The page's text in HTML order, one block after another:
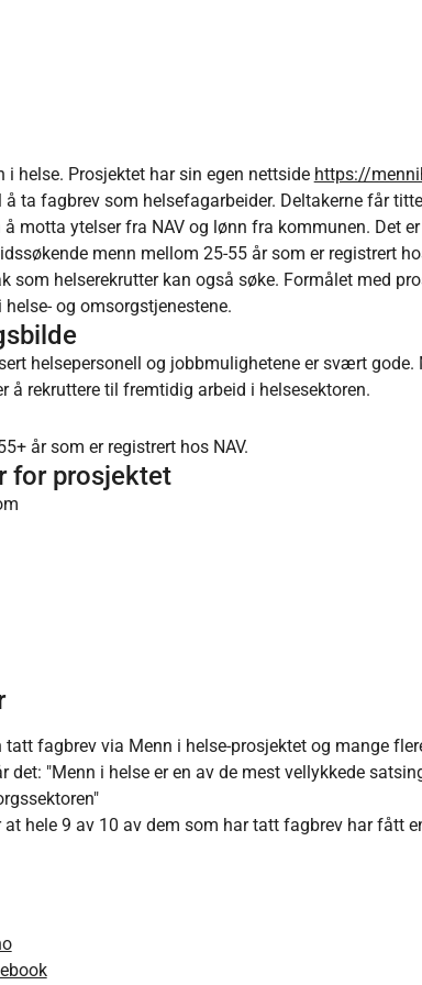
helse. Prosjektet har sin egen nettside https://
ta fagbrev som helsefagarbeider. Deltakerne får
motta ytelser fra NAV og lønn fra kommunen. Det
menn mellom 25-55 år som er registrert
som helserekrutter kan også søke. Formålet med
og omsorgstjenestene.
helsepersonell og jobbmulighetene er svært gode.
å rekruttere til fremtidig arbeid i helsesektoren.
år som er registrert hos NAV.
for prosjektet
fagbrev via Menn i helse-prosjektet og mange
det: "Menn i helse er en av de mest vellykkede
hele 9 av 10 av dem som har tatt fagbrev har fått